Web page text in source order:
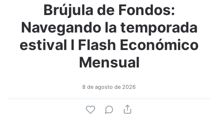
Brújula de Fondos:
Navegando la temporada
estival I Flash Económico
Mensual
8 de agosto de 2026